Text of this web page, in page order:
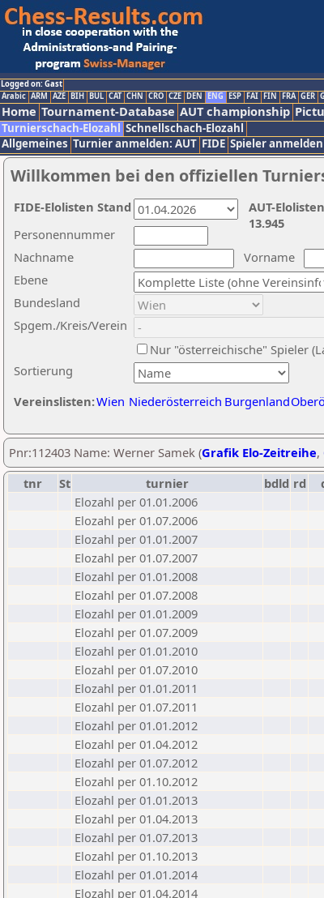
Logged on: Gast
Arabic ARM AZE BIH BUL CAT CHN CRO CZE DEN ENG ESP FAI FIN FRA GER
Home Tournament-Database AUT championship
Turnierschach-Elozahl Schnellschach-Elozahl
Allgemeines Turnier anmelden: AUT FIDE Spieler anmelden
Willkommen bei den offiziellen
Nachname
Vorname
Ebene
Sortierung
Personennummer
Bundesland
Spgem./Kreis/Verein
Nur "österreichische" Spieler
Vereinslisten:Wien Niederösterreich Burgenland
AUT-
13.945
FIDE-Elolisten Stand
Pnr:112403 Name: Werner Samek (Grafik Elo-Zeitreihe,
tnr
St turnier bdld rd
Elozahl per 01.01.2006
Elozahl per 01.07.2006
Elozahl per 01.01.2007
Elozahl per 01.07.2007
Elozahl per 01.01.2008
Elozahl per 01.07.2008
Elozahl per 01.01.2009
Elozahl per 01.07.2009
Elozahl per 01.01.2010
Elozahl per 01.07.2010
Elozahl per 01.01.2011
Elozahl per 01.07.2011
Elozahl per 01.01.2012
Elozahl per 01.04.2012
Elozahl per 01.07.2012
Elozahl per 01.10.2012
Elozahl per 01.01.2013
Elozahl per 01.04.2013
Elozahl per 01.07.2013
Elozahl per 01.10.2013
Elozahl per 01.01.2014
Elozahl per 01.04.2014